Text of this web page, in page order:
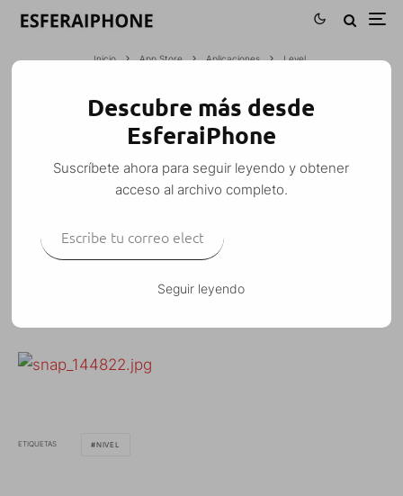
Inicio App Store Aplicaciones Level
LEVEL
Aplicaciones · 21 noviembre, 2007 · 1 Minuto de lectura
Otra aplicación para saber el nivel de inclinación de
ETIQUETAS NIVEL
Descubre más desde
EsferaiPhone
Suscríbete ahora para seguir leyendo y obtener
acceso al archivo completo.
Seguir leyendo